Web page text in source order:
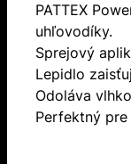
PATTEX
uhľovodíky.
Sprejový
Lepidlo
Odoláva
Perfektný